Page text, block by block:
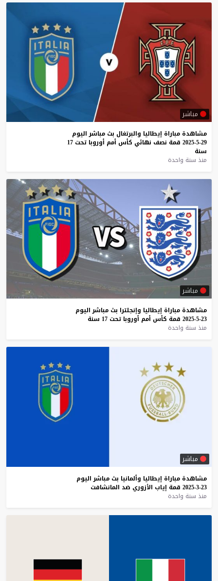
مباشر
مشاهدة مباراة إيطاليا والبرتغال بث مباشر اليوم
29-5-2025
قمة نصف نهائي كأس أمم أوروبا تحت 17
سنة
منذ سنة واحدة
مباشر
مشاهدة مباراة إيطاليا وإنجلترا بث مباشر اليوم
23-5-2025
قمة كأس أمم أوروبا تحت 17 سنة
منذ سنة واحدة
مباشر
مشاهدة مباراة إيطاليا وألمانيا بث مباشر اليوم
23-3-2025
قمة إياب الأزوري ضد المانشافت
منذ سنة واحدة